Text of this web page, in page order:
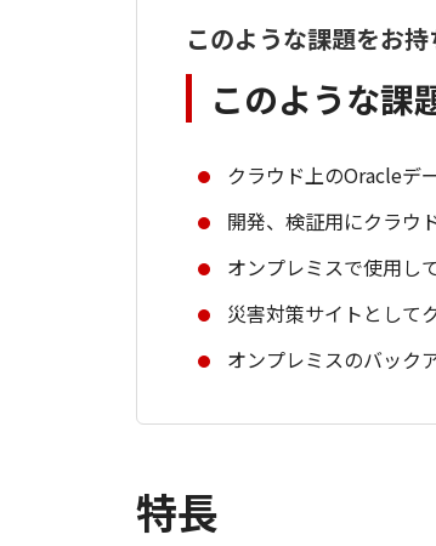
このような課題をお
このような課
クラウド上のOracleデ
開発、検証用にクラウ
オンプレミスで使用し
災害対策サイトとして
オンプレミスのバック
特長